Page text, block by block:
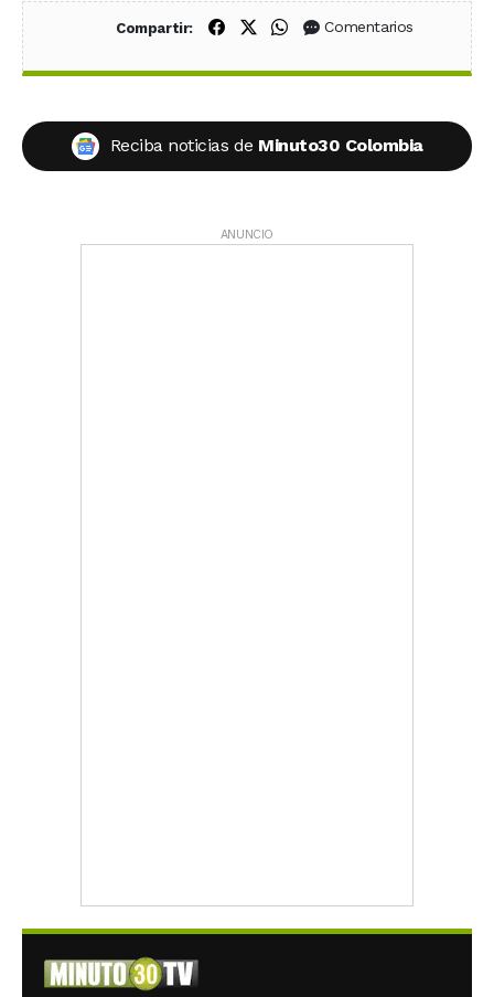
Compartir: Compartir en Facebook
Compartir en X (Twitter)
Compartir en WhatsApp
Comentarios
Reciba noticias de Minuto30 Colombia
ANUNCIO